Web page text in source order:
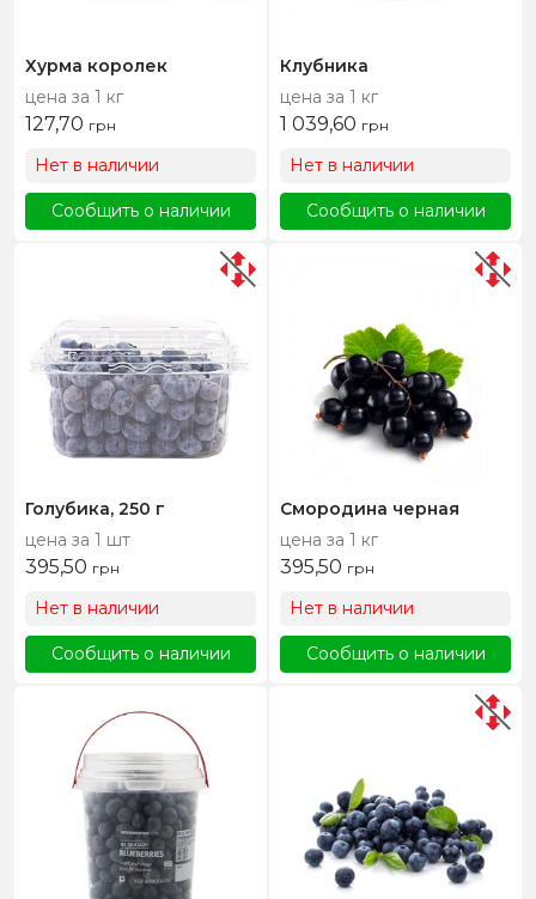
Хурма королек
цена за 1 кг
127,70 грн
Нет в наличии
Сообщить о наличии
Клубника
цена за 1 кг
1 039,60 грн
Нет в наличии
Сообщить о наличии
Голубика, 250 г
цена за 1 шт
395,50 грн
Нет в наличии
Сообщить о наличии
Смородина черная
цена за 1 кг
395,50 грн
Нет в наличии
Сообщить о наличии